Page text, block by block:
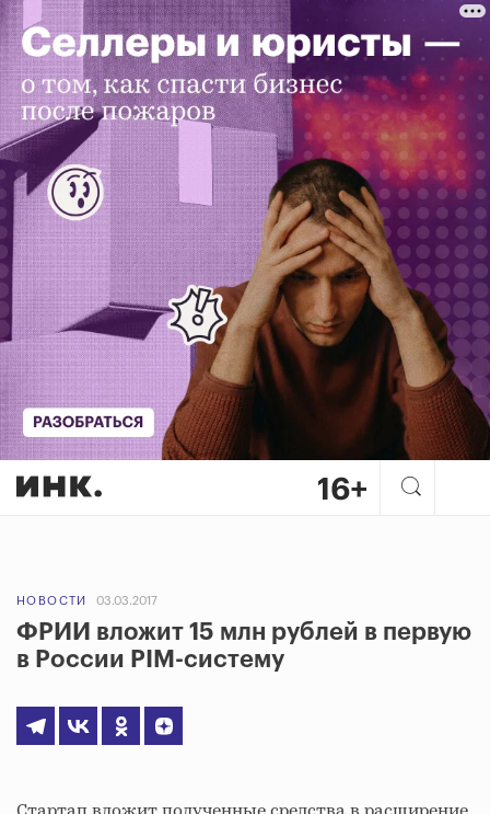
НОВОСТИ 03.03.2017
ФРИИ вложит 15 млн рублей в первую
в России PIM-систему